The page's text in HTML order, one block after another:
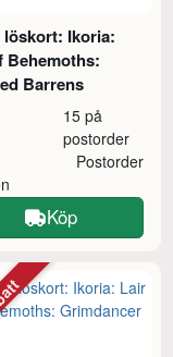
löskort: Ikoria:
Behemoths:
Barrens
15 på
postorder
Postorder
Köp